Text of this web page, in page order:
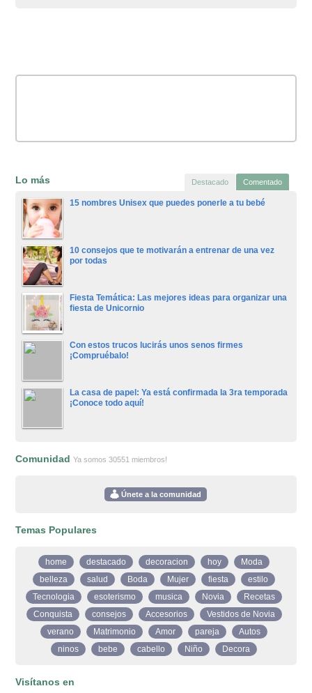
Lo más Destacado Comentado
15 nombres Unisex que puedes ponerle a tu bebé
10 consejos que te motivarán a entrenar de una vez
por todas
Fiesta Temática: Las mejores ideas para organizar una
fiesta de Unicornio
Con estos trucos lucirás unos senos firmes
¡Compruébalo!
La casa de papel: Ya está confirmada la 3ra temporada
¡Conoce todo aquí!
ComunidadYa somos 30551 miembros!
Únete a la comunidad
Temas Populares
home destacado decoracion hoy
Moda
belleza
salud Boda Mujer fiesta
estilo
Tecnologia
esoterismo musica Novia
Recetas
Conquista
consejos Accesorios
Vestidos de Novia
verano
Matrimonio Amor pareja
Autos
ninos
bebe cabello Niño Decora
Visítanos en